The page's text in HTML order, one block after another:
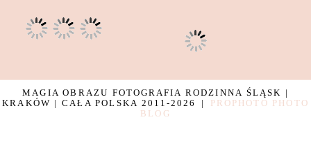
MAGIA OBRAZU FOTOGRAFIA RODZINNA ŚLĄSK |
KRAKÓW | CAŁA POLSKA 2011-2026
|
PROPHOTO PHOTO
BLOG